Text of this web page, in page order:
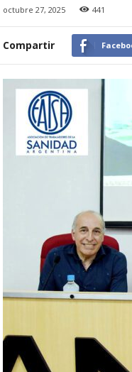
octubre 27, 2025 441
Compartir